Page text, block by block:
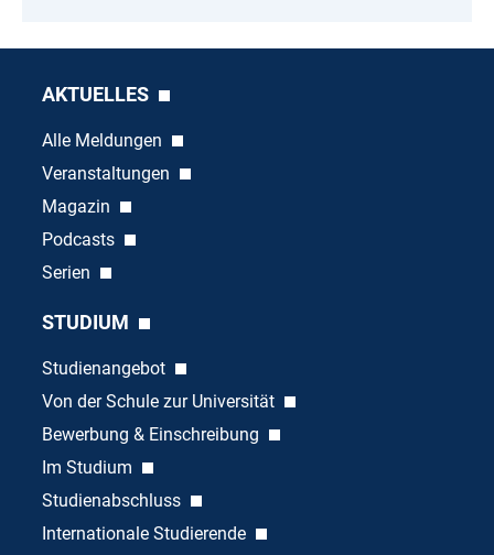
AKTUELLES
Alle Meldungen
Veranstaltungen
Magazin
Podcasts
Serien
STUDIUM
Studienangebot
Von der Schule zur Universität
Bewerbung & Einschreibung
Im Studium
Studienabschluss
Internationale Studierende